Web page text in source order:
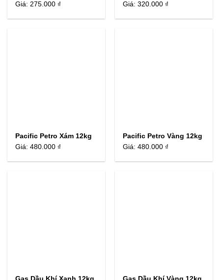
Giá:275.000 ₫
Giá:320.000 ₫
Pacific Petro Xám 12kg
Giá:480.000 ₫
Pacific Petro Vàng 12kg
Giá:480.000 ₫